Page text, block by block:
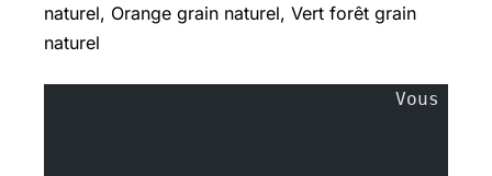
naturel, Orange grain naturel, Vert forêt grain
naturel